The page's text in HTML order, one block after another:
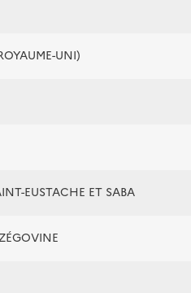
UNI)
EUSTACHE ET SABA